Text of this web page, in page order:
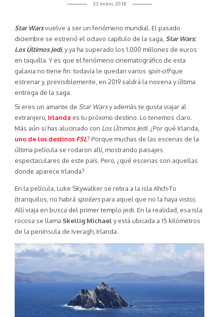
23 enero, 2018
Star Warsvuelve a ser un fenómeno mundial. El pasado
diciembre se estrenó el octavo capítulo de la saga, Star Wars:
Los Últimos Jedi, y ya ha superado los 1.000 millones de euros
en taquilla. Y es que el fenómeno cinematográfico de esta
galaxia no tiene fin: todavía le quedan varios spin-offque
estrenar y, previsiblemente, en 2019 saldrá la novena y última
entrega de la saga.
Si eres un amante de Star Warsy además te gusta viajar al
extranjero, Irlanda es tu próximo destino. Lo tenemos claro.
Más aún si has alucinado con Los Últimos Jedi. ¿Por qué Irlanda,
uno de los destinos FSL? Porque muchas de las escenas de la
última película se rodaron allí, mostrando paisajes
espectaculares de este país. Pero, ¿qué escenas son aquellas
donde aparece Irlanda?
En la película, Luke Skywalker se retira a la isla Ahch-To
(tranquilos, no habrá spoilerspara aquel que no la haya visto).
Allí viaja en busca del primer templo jedi. En la realidad, esa isla
rocosa se llama Skellig Michaely está ubicada a 15 kilómetros
de la península de Iveragh, Irlanda.